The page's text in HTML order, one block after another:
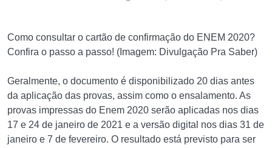
Como consultar o cartão de confirmação do ENEM 2020?
Confira o passo a passo! (Imagem: Divulgação Pra Saber)
Geralmente, o documento é disponibilizado 20 dias antes
da aplicação das provas, assim como o ensalamento. As
provas impressas do Enem 2020 serão aplicadas nos dias
17 e 24 de janeiro de 2021 e a versão digital nos dias 31 de
janeiro e 7 de fevereiro. O resultado está previsto para ser